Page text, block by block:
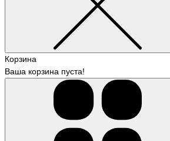
Корзина
Ваша корзина пуста!